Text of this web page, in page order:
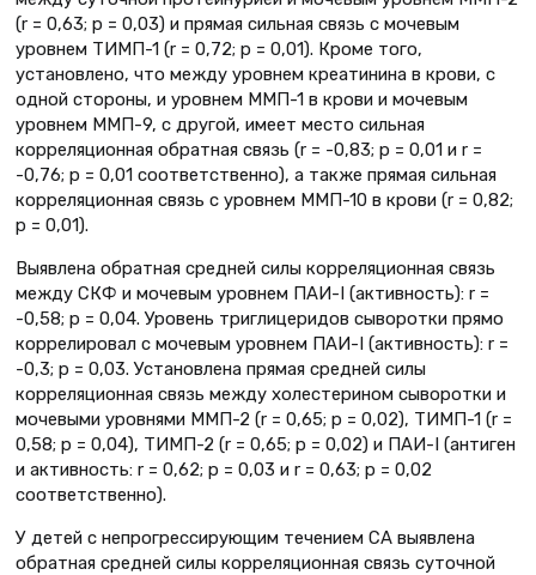
(r = 0,63; p = 0,03) и прямая сильная связь с мочевым
уровнем ТИМП-1 (r = 0,72; p = 0,01). Кроме того,
установлено, что между уровнем креатинина в крови, с
одной стороны, и уровнем ММП-1 в крови и мочевым
уровнем ММП-9, с другой, имеет место сильная
корреляционная обратная связь (r = -0,83; p = 0,01 и r =
-0,76; p = 0,01 соответственно), а также прямая сильная
корреляционная связь с уровнем ММП-10 в крови (r = 0,82;
p = 0,01).
Выявлена обратная средней силы корреляционная связь
между СКФ и мочевым уровнем ПАИ-I (активность): r =
-0,58; p = 0,04. Уровень триглицеридов сыворотки прямо
коррелировал с мочевым уровнем ПАИ-I (активность): r =
-0,3; p = 0,03. Установлена прямая средней силы
корреляционная связь между холестерином сыворотки и
мочевыми уровнями ММП-2 (r = 0,65; p = 0,02), ТИМП-1 (r =
0,58; p = 0,04), ТИМП-2 (r = 0,65; p = 0,02) и ПАИ-I (антиген
и активность: r = 0,62; p = 0,03 и r = 0,63; p = 0,02
соответственно).
У детей с непрогрессирующим течением СА выявлена
обратная средней силы корреляционная связь суточной